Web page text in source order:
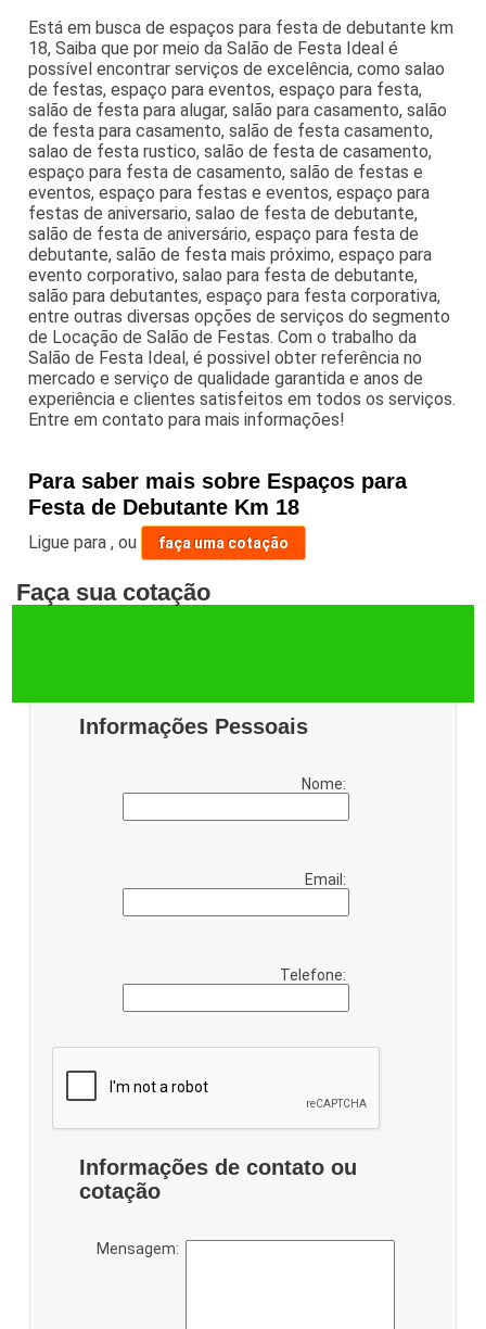
Está em busca de espaços para festa de debutante km
18, Saiba que por meio da Salão de Festa Ideal é
possível encontrar serviços de excelência, como salao
de festas, espaço para eventos, espaço para festa,
salão de festa para alugar, salão para casamento, salão
de festa para casamento, salão de festa casamento,
salao de festa rustico, salão de festa de casamento,
espaço para festa de casamento, salão de festas e
eventos, espaço para festas e eventos, espaço para
festas de aniversario, salao de festa de debutante,
salão de festa de aniversário, espaço para festa de
debutante, salão de festa mais próximo, espaço para
evento corporativo, salao para festa de debutante,
salão para debutantes, espaço para festa corporativa,
entre outras diversas opções de serviços do segmento
de Locação de Salão de Festas. Com o trabalho da
Salão de Festa Ideal, é possivel obter referência no
mercado e serviço de qualidade garantida e anos de
experiência e clientes satisfeitos em todos os serviços.
Entre em contato para mais informações!
Para saber mais sobre Espaços para
Festa de Debutante Km 18
Ligue para,ou faça uma cotação
Faça sua cotação
Informações Pessoais
Nome:
Email:
Telefone:
Informações de contato ou
cotação
Mensagem: